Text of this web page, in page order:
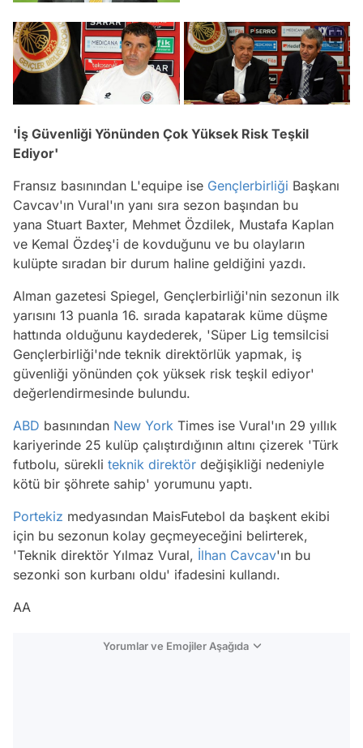
'İş Güvenliği Yönünden Çok Yüksek Risk Teşkil
Ediyor'
Fransız basınından L'equipe ise Gençlerbirliği Başkanı
Cavcav'ın Vural'ın yanı sıra sezon başından bu
yana Stuart Baxter, Mehmet Özdilek, Mustafa Kaplan
ve Kemal Özdeş'i de kovduğunu ve bu olayların
kulüpte sıradan bir durum haline geldiğini yazdı.
Alman gazetesi Spiegel, Gençlerbirliği'nin sezonun ilk
yarısını 13 puanla 16. sırada kapatarak küme düşme
hattında olduğunu kaydederek, 'Süper Lig temsilcisi
Gençlerbirliği'nde teknik direktörlük yapmak, iş
güvenliği yönünden çok yüksek risk teşkil ediyor'
değerlendirmesinde bulundu.
ABD basınından New York Times ise Vural'ın 29 yıllık
kariyerinde 25 kulüp çalıştırdığının altını çizerek 'Türk
futbolu, sürekli teknik direktör değişikliği nedeniyle
kötü bir şöhrete sahip' yorumunu yaptı.
Portekiz medyasından MaisFutebol da başkent ekibi
için bu sezonun kolay geçmeyeceğini belirterek,
'Teknik direktör Yılmaz Vural, İlhan Cavcav'ın bu
sezonki son kurbanı oldu' ifadesini kullandı.
AA
Yorumlar ve Emojiler Aşağıda